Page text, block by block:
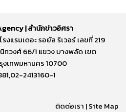
| สำนักข่าวอิศรา
รงแรมเดอะ รอยัล ริเวอร์ เลขที่ 219
วงศ์ 66/1 แขวง บางพลัด เขต
เทพมหานคร 10700
2413160-1
ติดต่อเรา |Site Map